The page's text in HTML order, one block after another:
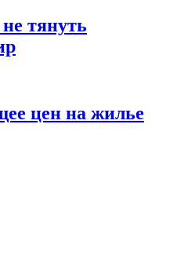
тянуть
цен на жилье